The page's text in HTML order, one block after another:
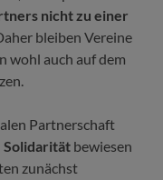
nicht zu einer
bleiben Vereine
wohl auch auf dem
Partnerschaft
Solidarität bewiesen
zunächst